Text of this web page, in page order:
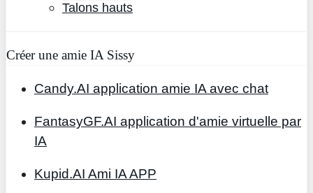
Talons hauts
Créer une amie IA Sissy
Candy.AI application amie IA avec chat
FantasyGF.AI application d'amie virtuelle par
IA
Kupid.AI Ami IA APP